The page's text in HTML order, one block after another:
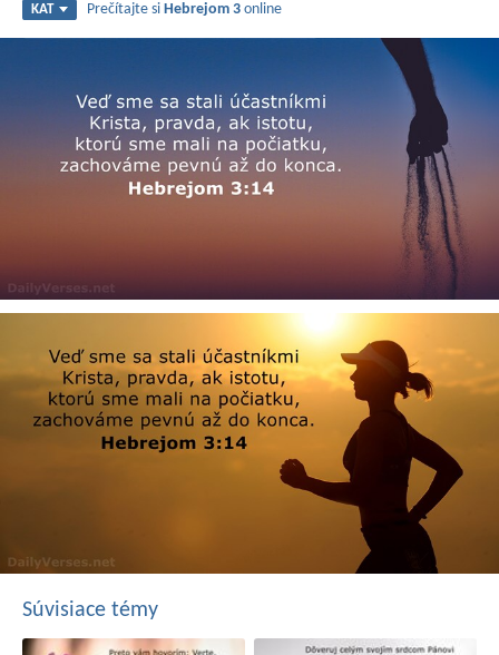
KAT Prečítajte siHebrejom 3 online
Súvisiace témy